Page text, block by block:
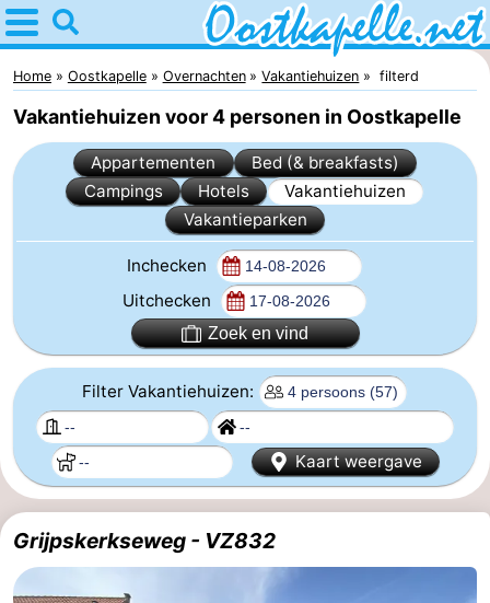
Home
Oostkapelle
Tips
Voor
Appartementen
Grote
Geere
Bed
(&
breakfasts)
Campings
Hotels
Vakantiehuizen
Home Oostkapelle Overnachten Vakantiehuizen filterd
Vakantiehuizen voor 4 personen in Oostkapelle
Appartementen
Bed (& breakfasts)
Campings
Hotels
Vakantiehuizen
Vakantieparken
Inchecken
Uitchecken
Zoek en vind
Filter Vakantiehuizen:
Kaart weergave
Grijpskerkseweg - VZ832